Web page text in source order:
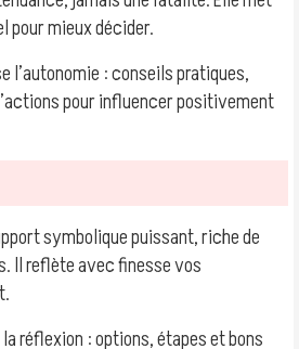
pour mieux décider.
l’autonomie : conseils pratiques,
pour influencer positivement
symbolique puissant, riche de
Il reflète avec finesse vos
réflexion : options, étapes et bons